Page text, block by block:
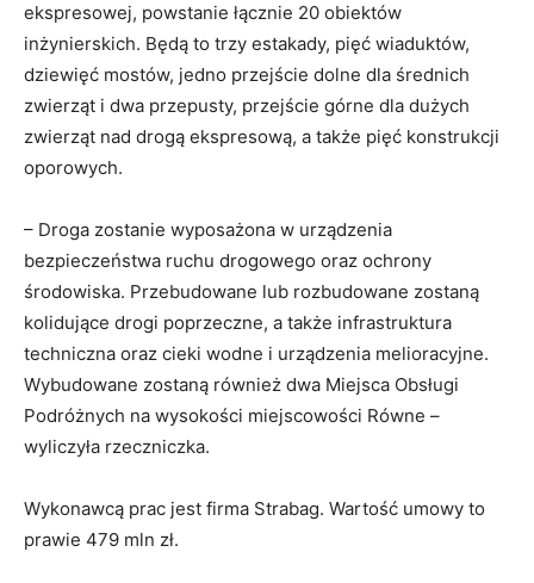
ekspresowej, powstanie łącznie 20 obiektów
inżynierskich. Będą to trzy estakady, pięć wiaduktów,
dziewięć mostów, jedno przejście dolne dla średnich
zwierząt i dwa przepusty, przejście górne dla dużych
zwierząt nad drogą ekspresową, a także pięć konstrukcji
oporowych.
– Droga zostanie wyposażona w urządzenia
bezpieczeństwa ruchu drogowego oraz ochrony
środowiska. Przebudowane lub rozbudowane zostaną
kolidujące drogi poprzeczne, a także infrastruktura
techniczna oraz cieki wodne i urządzenia melioracyjne.
Wybudowane zostaną również dwa Miejsca Obsługi
Podróżnych na wysokości miejscowości Równe –
wyliczyła rzeczniczka.
Wykonawcą prac jest firma Strabag. Wartość umowy to
prawie 479 mln zł.